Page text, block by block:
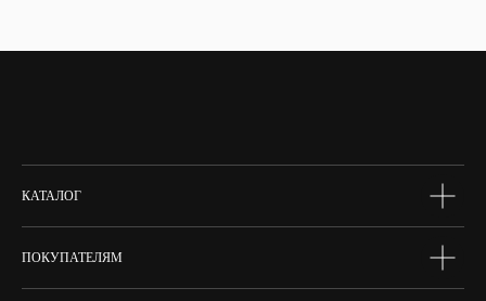
КАТАЛОГ
ПОКУПАТЕЛЯМ
волосы